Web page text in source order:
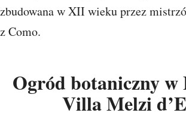
zbudowana w XII wieku przez
z Como.
Ogród botaniczny w
Villa Melzi